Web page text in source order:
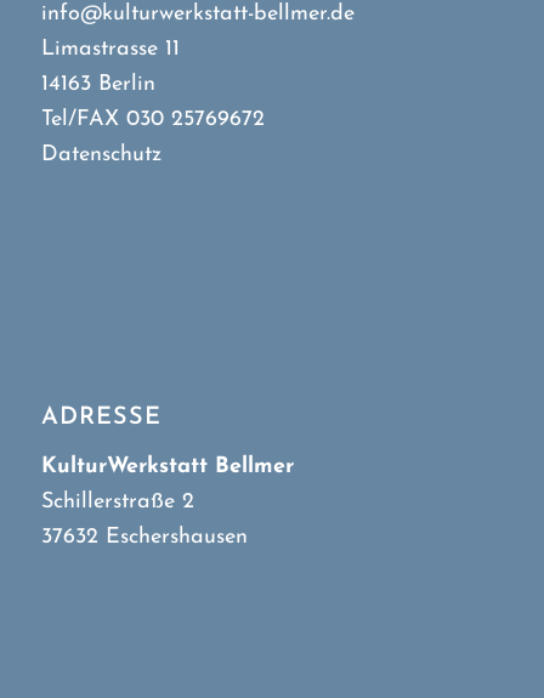
info@kulturwerkstatt-bellmer.de
Limastrasse 11
14163 Berlin
Tel/FAX 030 25769672
Datenschutz
ADRESSE
KulturWerkstatt Bellmer
Schillerstraße 2
37632 Eschershausen